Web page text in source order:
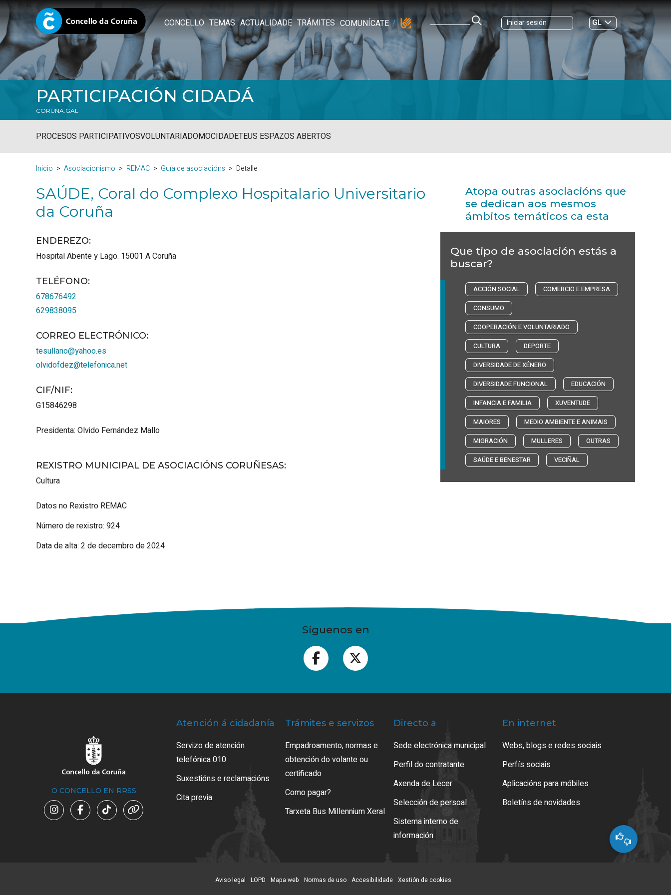
CONCELLO TEMAS ACTUALIDADE TRÁMITES COMUNÍCATE Iniciar sesión
GL
ES|
PARTICIPACIÓN CIDADÁ
CORUNA.GAL
PROCESOS PARTICIPATIVOSVOLUNTARIADOMOCIDADETEUS ESPAZOS ABERTOS
Inicio Asociacionismo REMAC Guía de asociacións Detalle
SAÚDE, Coral do Complexo Hospitalario Universitario
da Coruña
ENDEREZO:
Hospital Abente y Lago. 15001 A Coruña
TELÉFONO:
678676492
629838095
CORREO ELECTRÓNICO:
tesullano@yahoo.es
olvidofdez@telefonica.net
CIF/NIF:
G15846298
Presidenta: Olvido Fernández Mallo
REXISTRO MUNICIPAL DE ASOCIACIÓNS CORUÑESAS:
Cultura
Datos no Rexistro REMAC
Número de rexistro: 924
Data de alta: 2 de decembro de 2024
Atopa outras asociacións que
se dedican aos mesmos
ámbitos temáticos ca esta
Que tipo de asociación estás a
buscar?
ACCIÓN SOCIAL
COMERCIO E EMPRESA
CONSUMO
COOPERACIÓN E VOLUNTARIADO
CULTURA
DEPORTE
DIVERSIDADE DE XÉNERO
DIVERSIDADE FUNCIONAL
EDUCACIÓN
INFANCIA E FAMILIA
XUVENTUDE
MAIORES
MEDIO AMBIENTE E ANIMAIS
MIGRACIÓN
MULLERES
OUTRAS
SAÚDE E BENESTAR
VECIÑAL
Síguenos en
O CONCELLO EN RRSS
Atención á cidadanía
Servizo de atención
telefónica 010
Suxestións e reclamacións
Cita previa
Trámites e servizos
Empadroamento, normas e
obtención do volante ou
certificado
Como pagar?
Tarxeta Bus Millennium Xeral
Directo a
Sede electrónica municipal
Perfil do contratante
Axenda de Lecer
Selección de persoal
Sistema interno de
información
En internet
Webs, blogs e redes sociais
Perfís sociais
Aplicacións para móbiles
Boletíns de novidades
Aviso legal LOPD Mapa web Normas de uso Accesibilidade Xestión de cookies